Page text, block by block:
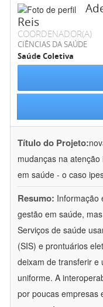
Reis
COORDENADOR(A)
CIÊNCIAS DA SAÚDE
Saúde Coletiva
Título do Projeto:
mudanças na
em saúde - o caso
Resumo: Informação
gestão em saúde,
Serviços de saúde
(SIS) e prontuários
deixam de transferir e
uniforme. A
por poucas empresas